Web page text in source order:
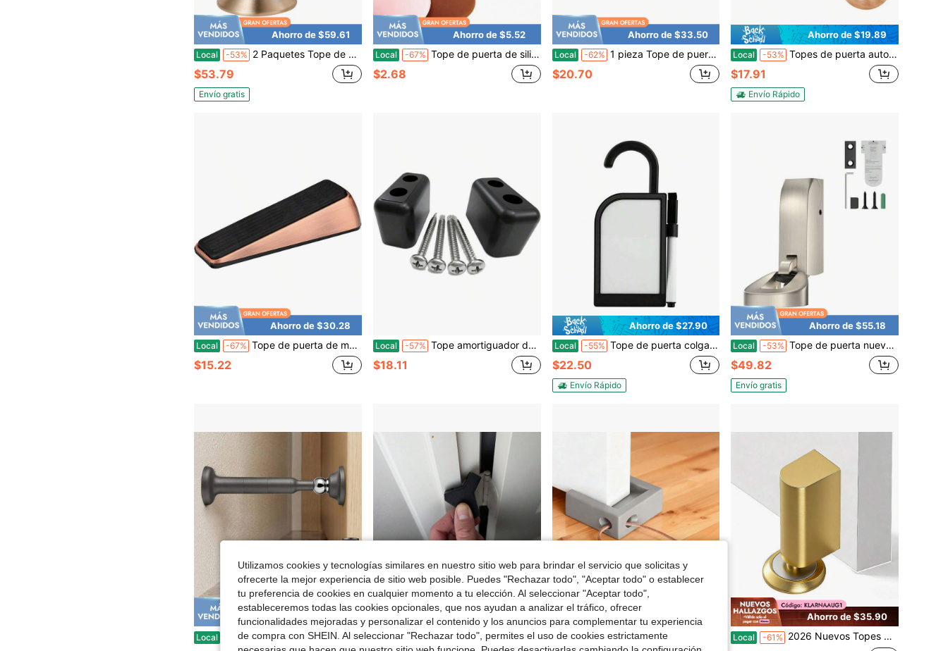
Ahorro de $59.61
Local -53% 2 Paquetes Tope de Puerta Bronce Champán con Cierre Magnético Negro Mate Montado en el Suelo Mantiene la Puerta Abierta con Tornillos y Adhesivo Sin Perforación
$53.79
Envío gratis
Ahorro de $5.52
Local -67% Tope de puerta de silicona suave multicolor a prueba de viento, cuña de puerta antideslizante y antichoque para dormitorio y baño, bloque de * para puerta resistente a arañazos para niños y mascotas
$2.68
Ahorro de $33.50
Local -62% 1 pieza Tope de puerta ajustable con resorte, 4.17-5.35 pulgadas Tope de puerta largo de aluminio con punta de silicona, Tope de puerta mate para la parte inferior de la puerta, Instalación con tornillo y adhesivo, Blanco
$20.70
Ahorro de $19.89
Local -53% Topes de puerta autoadhesivos, tope de puerta de goma sin taladro de acero inoxidable, protector de pared adhesivo de media cúpula para dormitorio, sala de estar, baño, oficina (2, negro)
$17.91
Envío Rápido
Ahorro de $30.28
Local -67% Tope de puerta de metal, tope de puerta de alta resistencia, tope de cuña anti-arañazos/óxido para la parte inferior de las puertas, topes de puerta de goma pesados, topes de cuña para puertas (Dorado, Color: Dorado)
$15.22
Local -57% Tope amortiguador deslizante para marcos de puertas de vidrio de patio Pella, tapas amortiguadoras resistentes al desgaste, apto para puertas de vidrio deslizantes de patio Pella, reemplaza topes amortiguadores de goma montados en el marco
$18.11
Ahorro de $27.90
Local -55% Tope de puerta colgante SoftTouch con pizarra blanca borrable, marcador y gancho retráctil, negro
$22.50
Envío Rápido
Ahorro de $55.18
Local -53% Tope de puerta nuevo 2026, tope de puerta hidráulico que admite instalación con taladro o adhesivo, tope de puerta con amortiguación a prueba de viento que protege suelos y paredes, adecuado para decoración moderna
$49.82
Envío gratis
Ahorro de $39.67
Local -52% Tope de puerta largo con longitud ajustable, tope de puerta magnético de goma con adhesivo, soporte magnético de puerta sin taladro para pared y suelo, extensible de 4.5" a 6.8", 1 paquete
Ahorro de $16.68
Local -48% Tope de puerta comercial de plástico ABS premium (paquete de 2) Tope de puerta con sujeción sobre la bisagra para hogares, hoteles, hospitales, fábricas, hostales y escuelas - Fabricado en EE. UU.
Ahorro de $16.25
Local -53% Tope de puerta, bloque amortiguador de impactos, cuña de tope de puerta, tope de puerta anticolisión antideslizante para hogar y oficina, apto para la mayoría de tipos de suelos y alfombras, tope de puerta resistente color gris
Ahorro de $35.90
Local -61% 2026 Nuevos Topes Magnéticos para Puertas Mejorados, Topes de Puerta sin Taladro para la Parte Inferior de la Puerta, con Tornillos, Clavos y Pegamento, Soporte Magnético Resistente para Mantener las Puertas Abiertas (Oro Cepillado)
Utilizamos cookies y tecnologías similares en nuestro sitio web para brindar el servicio que solicitas y
ofrecerte la mejor experiencia de sitio web posible. Puedes "Rechazar todo", "Aceptar todo" o establecer
tu preferencia de cookies en cualquier momento a tu elección. Al seleccionar "Aceptar todo",
estableceremos todas las cookies opcionales, que nos ayudan a analizar el tráfico, ofrecer
funcionalidades mejoradas y personalizar el contenido y los anuncios para complementar tu experiencia
de compra con SHEIN. Al seleccionar "Rechazar todo", permites el uso de cookies estrictamente